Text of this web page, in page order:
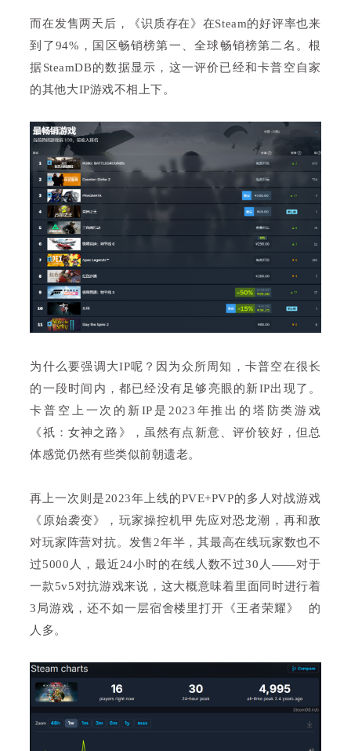
而在发售两天后，《识质存在》在Steam的好评率也来
到了94%，国区畅销榜第一、全球畅销榜第二名。根
据SteamDB的数据显示，这一评价已经和卡普空自家
的其他大IP游戏不相上下。
为什么要强调大IP呢？因为众所周知，卡普空在很长
的一段时间内，都已经没有足够亮眼的新IP出现了。
卡普空上一次的新IP是2023年推出的塔防类游戏
《祇：女神之路》，虽然有点新意、评价较好，但总
体感觉仍然有些类似前朝遗老。
再上一次则是2023年上线的PVE+PVP的多人对战游戏
《原始袭变》，玩家操控机甲先应对恐龙潮，再和敌
对玩家阵营对抗。发售2年半，其最高在线玩家数也不
过5000人，最近24小时的在线人数不过30人——对于
一款5v5对抗游戏来说，这大概意味着里面同时进行着
3局游戏，还不如一层宿舍楼里打开 《王者荣耀》
的
人多。